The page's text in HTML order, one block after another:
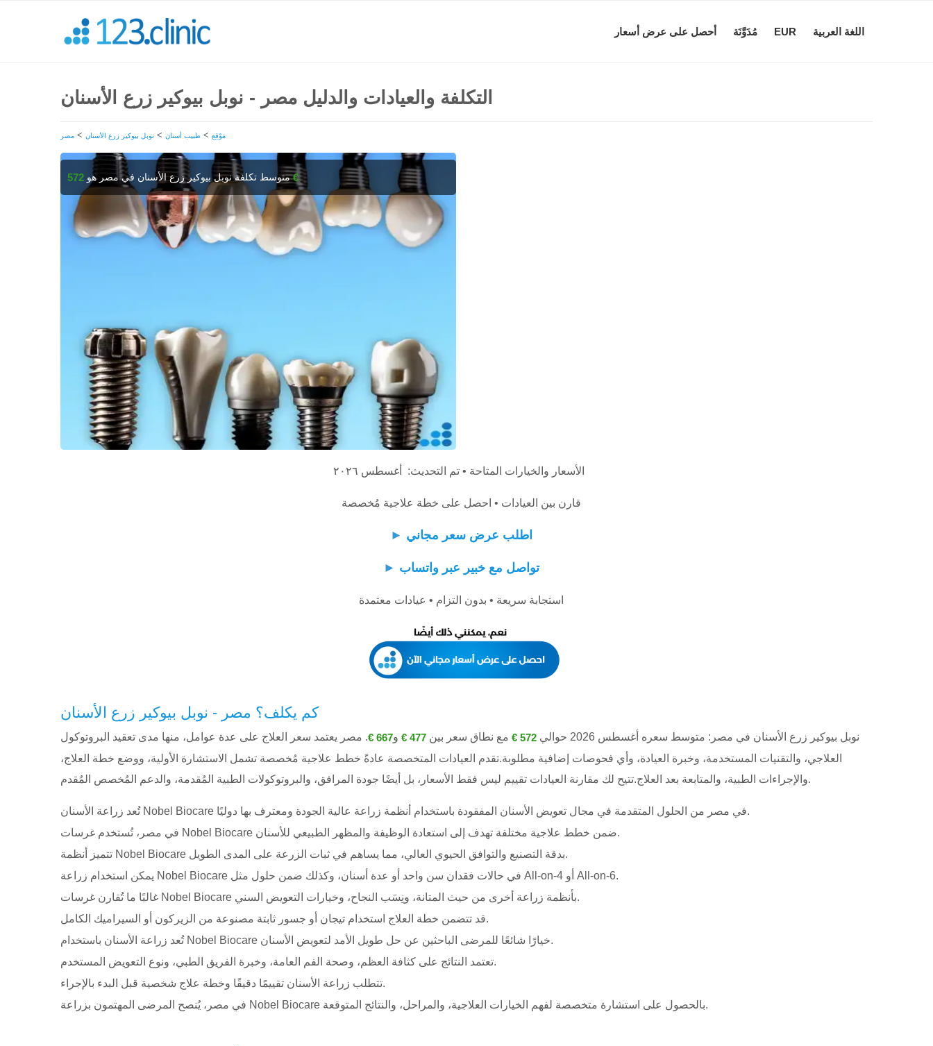
أحصل على عرض أسعار مُدَوَّنَة EUR اللغة العربية
التكلفة والعيادات والدليل مصر - نوبل بيوكير زرع الأسنان
مَوْقِع > طبيب أسنان > نوبل بيوكير زرع الأسنان > مصر
متوسط تكلفة نوبل بيوكير زرع الأسنان في مصر هو572 €
قارن بين العيادات • احصل على خطة علاجية مُخصصة
► اطلب عرض سعر مجاني
► تواصل مع خبير عبر واتساب
استجابة سريعة • بدون التزام • عيادات معتمدة
كم يكلف؟ مصر - نوبل بيوكير زرع الأسنان
نوبل بيوكير زرع الأسنان في مصر: متوسط ​​سعره أغسطس 2026 حوالي 572 € مع نطاق سعر بين 477 € و667 €
. مصر يعتمد سعر العلاج على عدة عوامل، منها مدى تعقيد البروتوكول
العلاجي، والتقنيات المستخدمة، وخبرة العيادة، وأي فحوصات إضافية مطلوبة.تقدم العيادات المتخصصة عادةً خطط علاجية مُخصصة تشمل الاستشارة الأولية، ووضع خطة العلاج،
والإجراءات الطبية، والمتابعة بعد العلاج.تتيح لك مقارنة العيادات تقييم ليس فقط الأسعار، بل أيضًا جودة المرافق، والبروتوكولات الطبية المُقدمة، والدعم المُخصص المُقدم.
تُعد زراعة الأسنان Nobel Biocare في مصر من الحلول المتقدمة في مجال تعويض الأسنان المفقودة باستخدام أنظمة زراعة عالية الجودة ومعترف بها دوليًا.
في مصر، تُستخدم غرسات Nobel Biocare ضمن خطط علاجية مختلفة تهدف إلى استعادة الوظيفة والمظهر الطبيعي للأسنان.
تتميز أنظمة Nobel Biocare بدقة التصنيع والتوافق الحيوي العالي، مما يساهم في ثبات الزرعة على المدى الطويل.
يمكن استخدام زراعة Nobel Biocare في حالات فقدان سن واحد أو عدة أسنان، وكذلك ضمن حلول مثل All-on-4 أو All-on-6.
غالبًا ما تُقارن غرسات Nobel Biocare بأنظمة زراعة أخرى من حيث المتانة، ونِسَب النجاح، وخيارات التعويض السني.
قد تتضمن خطة العلاج استخدام تيجان أو جسور ثابتة مصنوعة من الزيركون أو السيراميك الكامل.
تُعد زراعة الأسنان باستخدام Nobel Biocare خيارًا شائعًا للمرضى الباحثين عن حل طويل الأمد لتعويض الأسنان.
تعتمد النتائج على كثافة العظم، وصحة الفم العامة، وخبرة الفريق الطبي، ونوع التعويض المستخدم.
تتطلب زراعة الأسنان تقييمًا دقيقًا وخطة علاج شخصية قبل البدء بالإجراء.
في مصر، يُنصح المرضى المهتمون بزراعة Nobel Biocare بالحصول على استشارة متخصصة لفهم الخيارات العلاجية، والمراحل، والنتائج المتوقعة.